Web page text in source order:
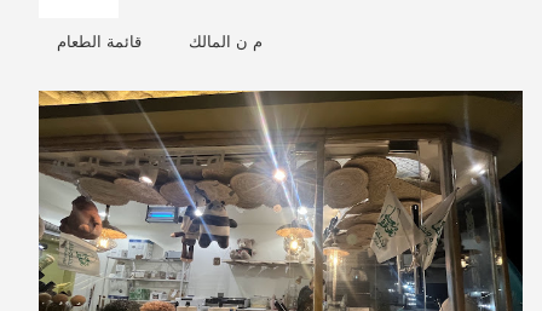
قائمة الطعام م ن المالك